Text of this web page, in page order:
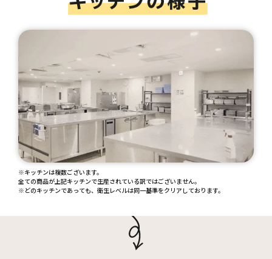
※キッチンは複数ございます。
全ての商品が上記キッチンで生産されている訳ではございません。
※どのキッチンであっても、衛生レベルは同一基準をクリアしております。